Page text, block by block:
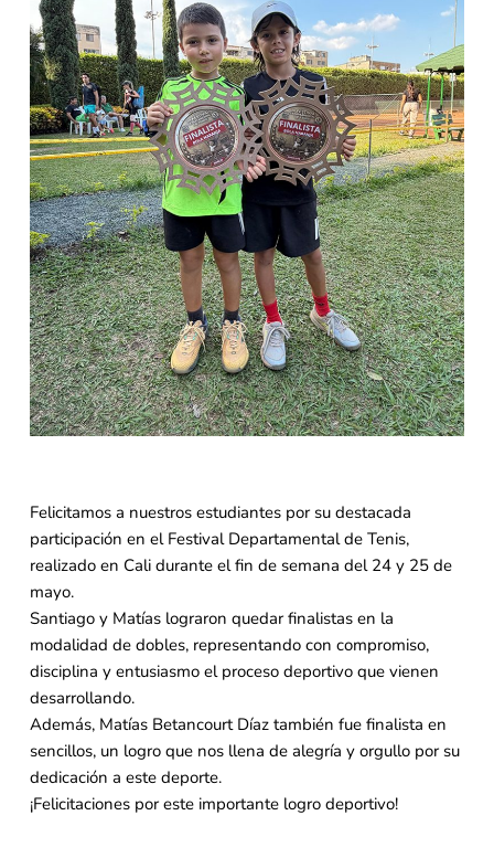
Felicitamos a nuestros estudiantes por su destacada
participación en el Festival Departamental de Tenis,
realizado en Cali durante el fin de semana del 24 y 25 de
mayo.
Santiago y Matías lograron quedar finalistas en la
modalidad de dobles, representando con compromiso,
disciplina y entusiasmo el proceso deportivo que vienen
desarrollando.
Además, Matías Betancourt Díaz también fue finalista en
sencillos, un logro que nos llena de alegría y orgullo por su
dedicación a este deporte.
¡Felicitaciones por este importante logro deportivo!